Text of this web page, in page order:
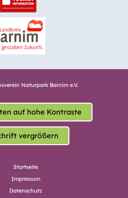
Naturpark Barnim e.V.
auf hohe Kontraste
vergrößern
Startseite
Impressum
Datenschutz